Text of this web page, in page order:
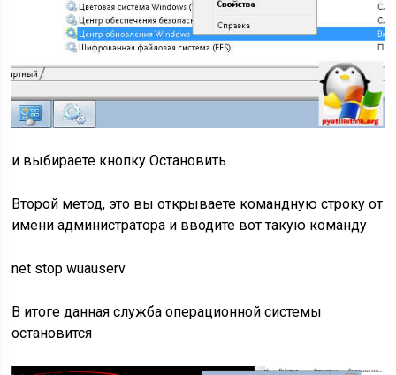
и выбираете кнопку Остановить.
Второй метод, это вы открываете командную строку от
имени администратора и вводите вот такую команду
net stop wuauserv
В итоге данная служба операционной системы
остановится